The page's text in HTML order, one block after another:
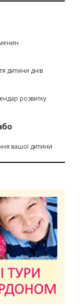
дитини днів
розвитку
вашої дитини